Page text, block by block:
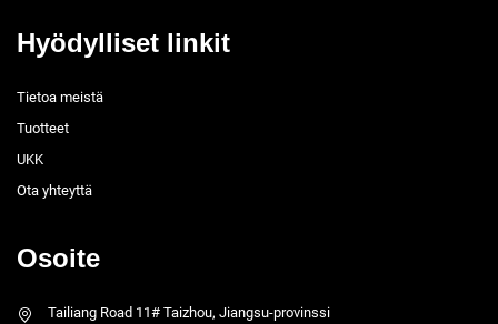
Hyödylliset linkit
Tietoa meistä
Tuotteet
UKK
Ota yhteyttä
Osoite
Tailiang Road 11# Taizhou, Jiangsu-provinssi